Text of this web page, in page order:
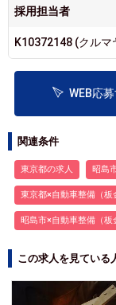
採用担当者
K10372148 (クルマ
WEB応
関連条件
東京都の求人 昭島
東京都×自動車整備（板
昭島市×自動車整備（板
この求人を見ている